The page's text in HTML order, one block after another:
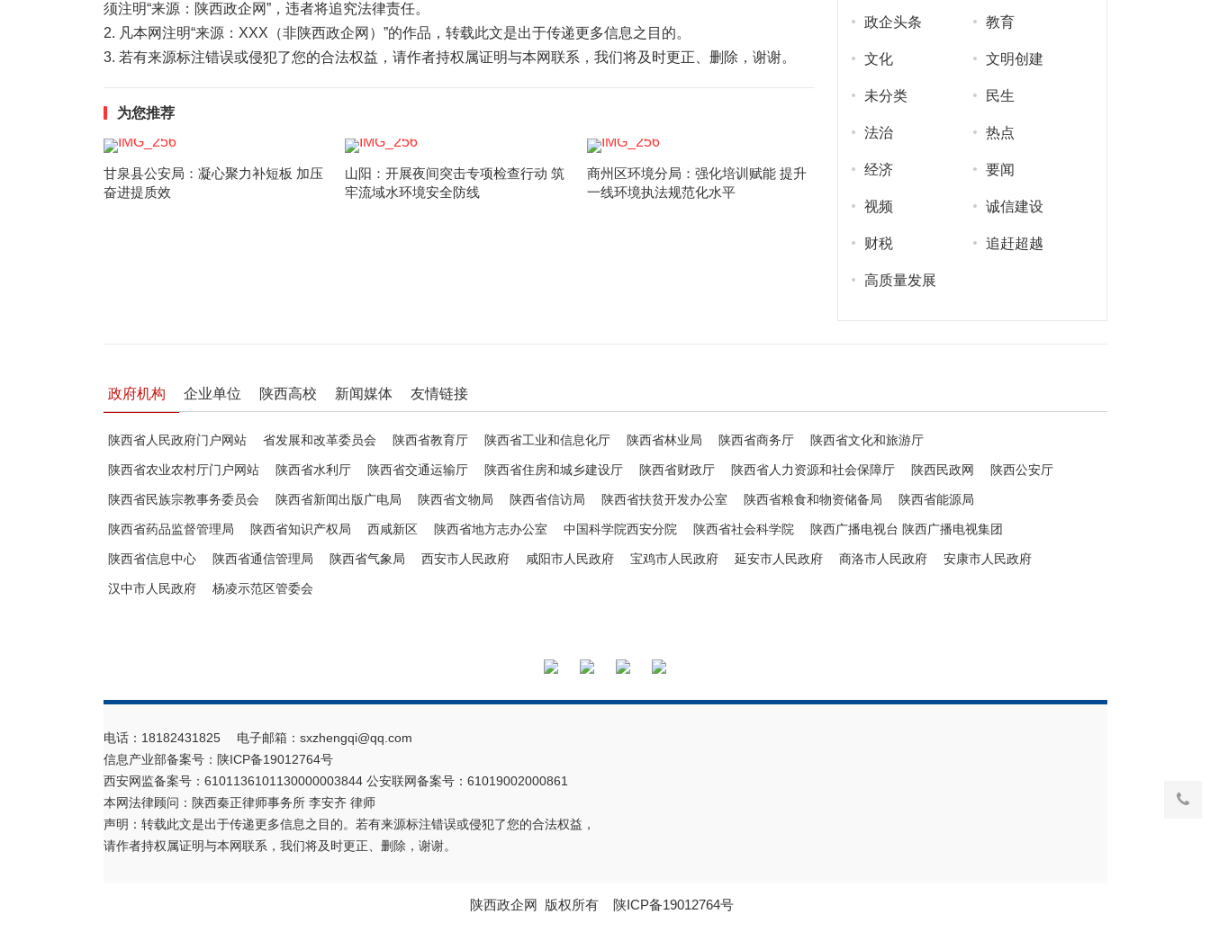
须注明“来源：陕西政企网”，违者将追究法律责任。
2. 凡本网注明“来源：XXX（非陕西政企网）”的作品，转载此文是出于传递更多信息之目的。
3. 若有来源标注错误或侵犯了您的合法权益，请作者持权属证明与本网联系，我们将及时更正、删除，谢谢。
为您推荐
甘泉县公安局：凝心聚力补短板 加压
奋进提质效
山阳：开展夜间突击专项检查行动 筑
牢流域水环境安全防线
商州区环境分局：强化培训赋能 提升
一线环境执法规范化水平
政企头条 教育
文化 文明创建
未分类 民生
法治 热点
经济 要闻
视频 诚信建设
财税 追赶超越
高质量发展
政府机构 企业单位 陕西高校 新闻媒体 友情链接
陕西省人民政府门户网站 省发展和改革委员会 陕西省教育厅 陕西省工业和信息化厅 陕西省林业局 陕西省商务厅 陕西省文化和旅游厅
陕西省农业农村厅门户网站 陕西省水利厅 陕西省交通运输厅 陕西省住房和城乡建设厅 陕西省财政厅 陕西省人力资源和社会保障厅 陕西民政网 陕西公安厅
陕西省民族宗教事务委员会 陕西省新闻出版广电局 陕西省文物局 陕西省信访局 陕西省扶贫开发办公室 陕西省粮食和物资储备局 陕西省能源局
陕西省药品监督管理局 陕西省知识产权局 西咸新区 陕西省地方志办公室 中国科学院西安分院 陕西省社会科学院 陕西广播电视台 陕西广播电视集团
陕西省信息中心 陕西省通信管理局 陕西省气象局 西安市人民政府 咸阳市人民政府 宝鸡市人民政府 延安市人民政府 商洛市人民政府 安康市人民政府
汉中市人民政府 杨凌示范区管委会
电话：18182431825 电子邮箱：sxzhengqi@qq.com
信息产业部备案号： 陕ICP备19012764号
西安网监备案号：6101136101130000003844 公安联网备案号：61019002000861
本网法律顾问：陕西秦正律师事务所 李安齐 律师
声明：转载此文是出于传递更多信息之目的。若有来源标注错误或侵犯了您的合法权益，
请作者持权属证明与本网联系，我们将及时更正、删除，谢谢。
陕西政企网 版权所有 陕ICP备19012764号